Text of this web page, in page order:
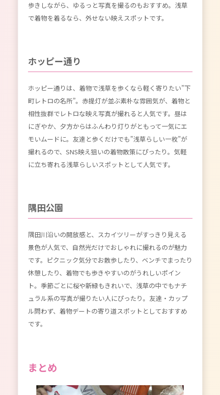
歩きしながら、ゆるっと写真を撮るのもおすすめ。浅草
で着物を着るなら、外せない映えスポットです。
ホッピー通り
ホッピー通りは、着物で浅草を歩くなら軽く寄りたい”下
町レトロの名所”。赤提灯が並ぶ素朴な雰囲気が、着物と
相性抜群でレトロな映え写真が撮れると人気です。昼は
にぎやか、夕方からはふんわり灯りがともって一気にエ
モいムードに。友達と歩くだけでも”浅草らしい一枚”が
撮れるので、SNS映え狙いの着物散策にぴったり。気軽
に立ち寄れる浅草らしいスポットとして人気です。
隅田公園
隅田川沿いの開放感と、スカイツリーがすっきり見える
景色が人気で、自然光だけでおしゃれに撮れるのが魅力
です。ピクニック気分でお散歩したり、ベンチでまったり
休憩したり、着物でも歩きやすいのがうれしいポイン
ト。季節ごとに桜や新緑もきれいで、浅草の中でもナチ
ュラル系の写真が撮りたい人にぴったり。友達・カップ
ル問わず、着物デートの寄り道スポットとしておすすめ
です。
まとめ